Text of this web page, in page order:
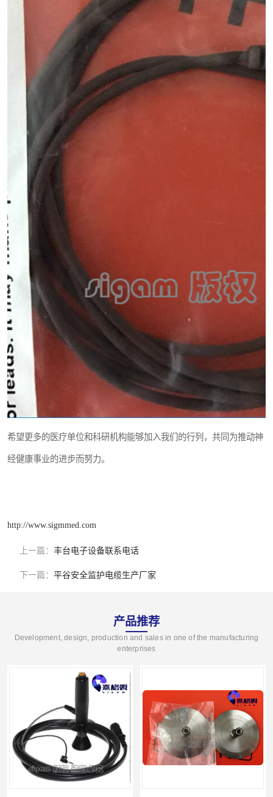
希望更多的医疗单位和科研机构能够加入我们的行列，共同为推动神
经健康事业的进步而努力。
http://www.sigmmed.com
上一篇： 丰台电子设备联系电话
下一篇： 平谷安全监护电缆生产厂家
产品推荐
Development, design, production and sales in one of the manufacturing
enterprises